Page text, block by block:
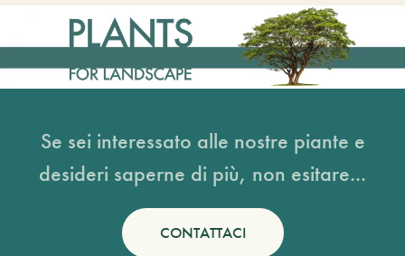
Se sei interessato alle nostre piante e
desideri saperne di più, non esitare...
CONTATTACI